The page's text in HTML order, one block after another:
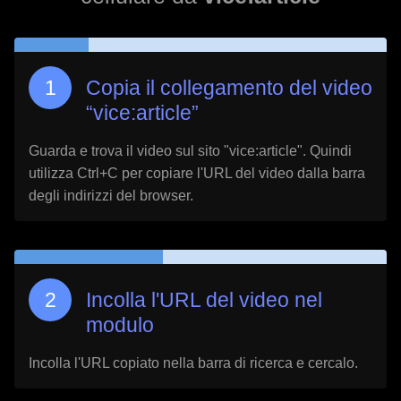
Copia il collegamento del video
“vice:article”
Guarda e trova il video sul sito "vice:article". Quindi
utilizza Ctrl+C per copiare l'URL del video dalla barra
degli indirizzi del browser.
Incolla l'URL del video nel
modulo
Incolla l'URL copiato nella barra di ricerca e cercalo.